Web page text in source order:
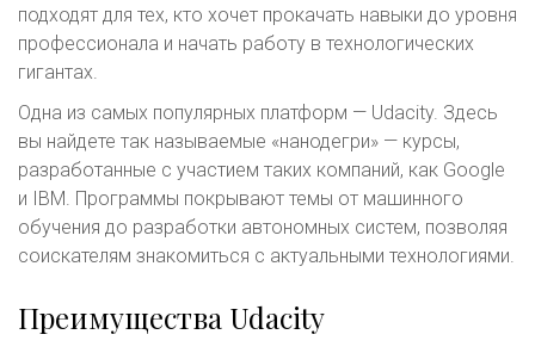
подходят для тех, кто хочет прокачать навыки до уровня
профессионала и начать работу в технологических
гигантах.
Одна из самых популярных платформ — Udacity. Здесь
вы найдете так называемые «нанодегри» — курсы,
разработанные с участием таких компаний, как Google
и IBM. Программы покрывают темы от машинного
обучения до разработки автономных систем, позволяя
соискателям знакомиться с актуальными технологиями.
Преимущества Udacity